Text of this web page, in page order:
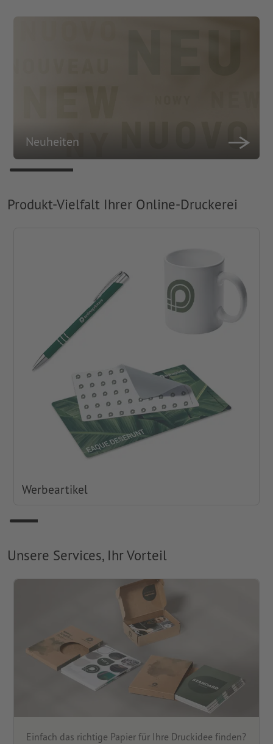
Neuheiten
Produkt-Vielfalt Ihrer Online-Druckerei
Werbeartikel
Unsere Services, Ihr Vorteil
Einfach das richtige Papier für Ihre Druckidee finden?